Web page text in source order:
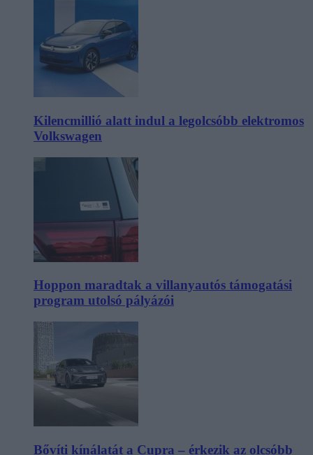
Kilencmillió alatt indul a legolcsóbb elektromos
Volkswagen
Hoppon maradtak a villanyautós támogatási
program utolsó pályázói
Bővíti kínálatát a Cupra – érkezik az olcsóbb